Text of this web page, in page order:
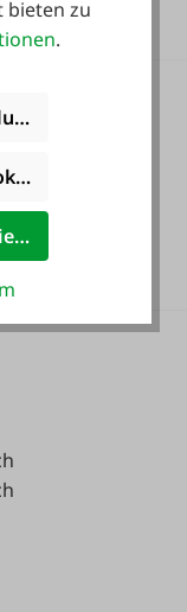
bieten zu
.
akzeptieren